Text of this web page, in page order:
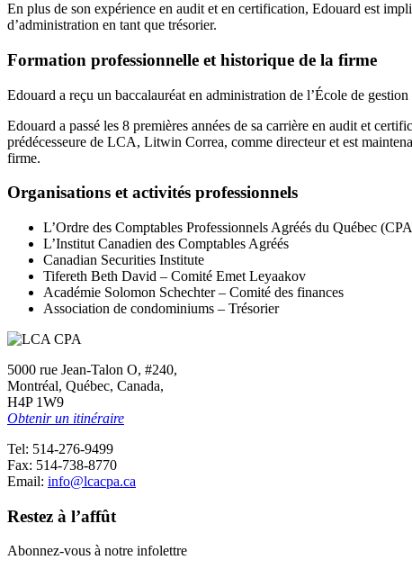
En plus de son expérience en audit et en certification, Edouard est
d’administration en tant que trésorier.
Formation professionnelle et historique de la firme
Edouard a reçu un baccalauréat en administration de l’École de
Edouard a passé les 8 premières années de sa carrière en audit et
prédécesseure de LCA, Litwin Correa, comme directeur et est
firme.
Organisations et activités professionnels
L’Ordre des Comptables Professionnels Agréés du Québec
L’Institut Canadien des Comptables Agréés
Canadian Securities Institute
Tifereth Beth David – Comité Emet Leyaakov
Académie Solomon Schechter – Comité des finances
Association de condominiums – Trésorier
5000 rue Jean-Talon O, #240,
Montréal, Québec, Canada,
H4P 1W9
Obtenir un itinéraire
Tel: 514-276-9499
Fax: 514-738-8770
Email: info@lcacpa.ca
Restez à l’affût
Abonnez-vous à notre infolettre